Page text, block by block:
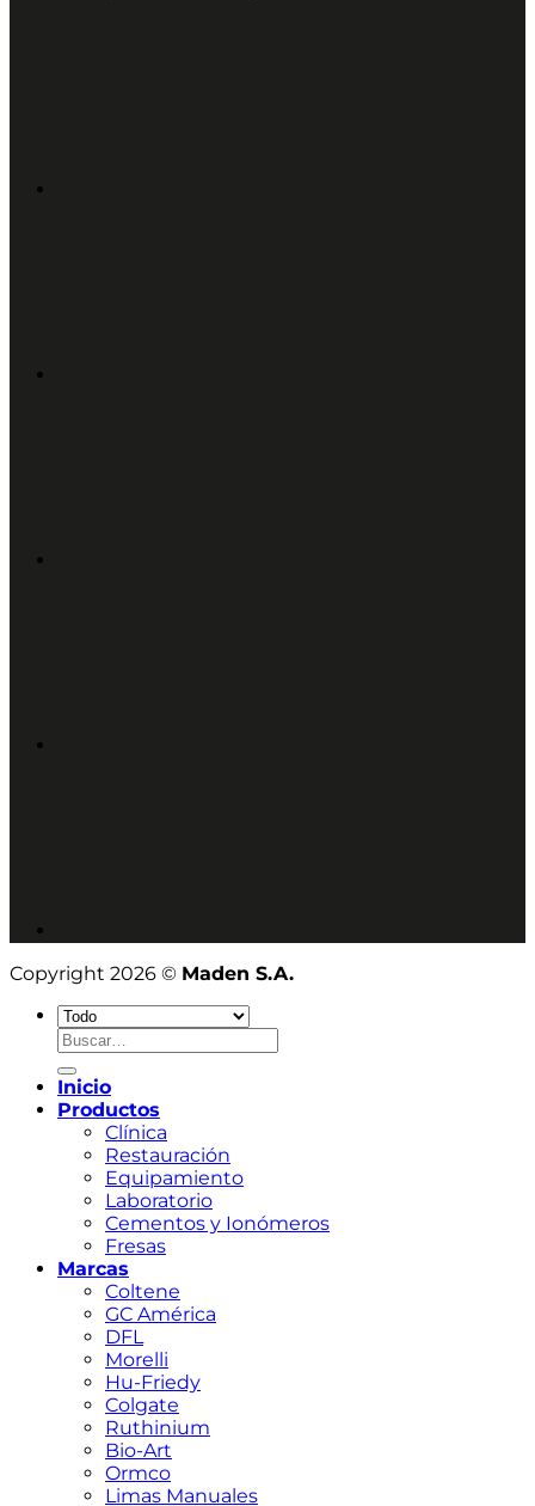
Copyright 2026 © Maden S.A.
Buscar
Inicio
Productos
Clínica
Restauración
Equipamiento
Laboratorio
Cementos y Ionómeros
Fresas
Marcas
Coltene
GC América
DFL
Morelli
Hu-Friedy
Colgate
Ruthinium
Bio-Art
Ormco
Limas Manuales